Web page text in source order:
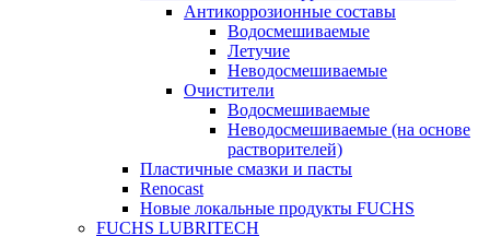
Антикоррозионные составы
Водосмешиваемые
Летучие
Неводосмешиваемые
Очистители
Водосмешиваемые
Неводосмешиваемые (на основе
растворителей)
Пластичные смазки и пасты
Renocast
Новые локальные продукты FUCHS
FUCHS LUBRITECH